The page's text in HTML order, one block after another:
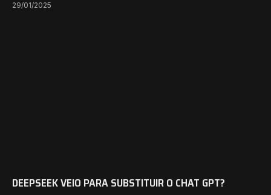
29/01/2025
DEEPSEEK VEIO PARA SUBSTITUIR O CHAT GPT?